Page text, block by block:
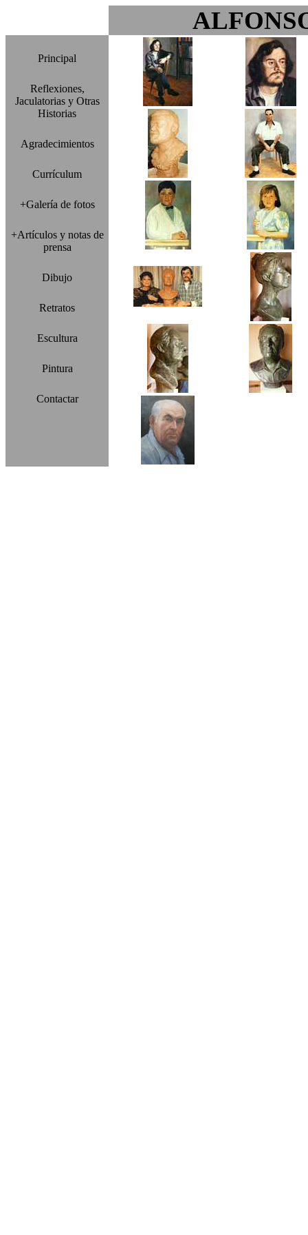
Principal
Reflexiones,
Jaculatorias y Otras
Historias
Agradecimientos
Currículum
+Galería de fotos
+Artículos y notas de
prensa
Dibujo
Retratos
Escultura
Pintura
Contactar